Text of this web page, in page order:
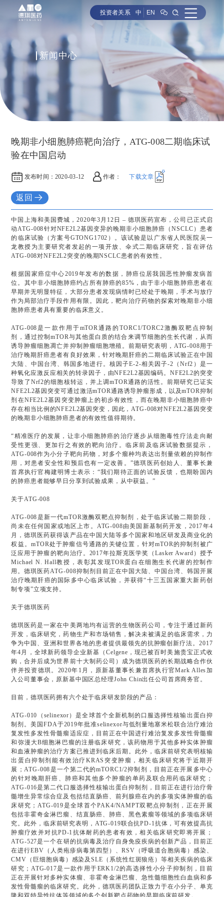
投资者关系 中 EN
新闻中心
晚期非小细胞肺癌靶向治疗，ATG-008二期临床试
验在中国启动
发布时间： 2020-03-12 作者： 下载文章
返回
中国上海和美国费城，2020年3月12日 – 德琪医药宣布，公司已正式启
动ATG-008针对NFE2L2基因变异的晚期非小细胞肺癌（NSCLC）患者
的临床试验（方案号GTONG1702）。该试验是以广东省人民医院吴一
龙教授为主要研究者发起的一项开放、伞式二期临床研究，旨在评估
ATG-008对NFE2L2突变的晚期NSCLC患者的有效性。
根据国家癌症中心2019年发布的数据，肺癌位居我国恶性肿瘤发病首
位。其中非小细胞肺癌约占所有肺癌的85%，由于非小细胞肺癌患者在
早期并无明显特征，大部分患者发现病情时已经处于晚期，手术与放疗
作为局部治疗手段作用有限。因此，靶向治疗药物的探索对晚期非小细
胞肺癌患者具有重要的临床意义。
ATG-008是一款作用于mTOR通路的TORC1/TORC2激酶双靶点抑制
剂，通过控制mTOR与其他蛋白质的结合来调节细胞的生长代谢，从而
诱导肿瘤细胞凋亡并抑制肿瘤细胞增殖。前期研究表明，ATG-008用于
治疗晚期肝癌患者有良好效果，针对晚期肝癌的二期临床试验正在中国
大陆、中国台湾、韩国多地进行。核因子E-2-相关因子-2（Nrf2）是一
种氧化应激反应相关的转录因子，由NFE2L2基因编码。NFE2L2的突变
导致了Nrf2的细胞核转运，并上调mTOR通路的活性。前期研究已证实
NFE2L2基因突变可通过激活mTOR通路诱导肿瘤形成，以及mTOR抑制
剂在NFE2L2基因突变肿瘤上的初步有效性，而在晚期非小细胞肺癌中
存在相当比例的NFE2L2基因突变，因此，ATG-008对NFE2L2基因突变
的晚期非小细胞肺癌患者的有效性值得期待。
“精准医疗的发展，让非小细胞肺癌的治疗逐步从细胞毒性疗法走向耐
受性更强、更加行之有效的靶向治疗。临床前及临床试验数据提示，
ATG-008作为小分子靶向药物，对多个瘤种均表达出剂量依赖的抑制作
用，对患者安全性和预后也有一定改善。”德琪医药创始人、董事长兼
首席执行官梅建明博士表示：“我们期待正面的试验反馈，也期盼国内
的肺癌患者能够早日分享到试验成果，从中获益。”
关于ATG-008
ATG-008是新一代mTOR激酶双靶点抑制剂，处于临床试验二期阶段，
尚未在任何国家或地区上市。ATG-008由美国新基制药开发，2017年4
月，德琪医药获得该产品在中国大陆等多个国家和地区研发及商业化的
权益。mTOR处于肿瘤信号通路的关键位置，针对mTOR的抑制剂被广
泛应用于肿瘤的靶向治疗。2017年拉斯克医学奖（Lasker Award）授予
Michael N. Hall教授，表彰其发现TOR蛋白在细胞生长代谢的控制作
用。德琪医药ATG-008抑制剂目前正在中国大陆、中国台湾、韩国开展
治疗晚期肝癌的国际多中心临床试验，并获得“十三五国家重大新药创
制专项”立项支持。
关于德琪医药
德琪医药是一家在中美两地均有运营的生物医药公司，专注于通过新药
开发，临床研究，药物生产和市场销售，解决未被满足的临床需求，力
争为中国、亚洲和世界各地的患者提供最领先的抗肿瘤创新疗法。2017
年4月，全球新药领导企业新基（Celgene，现已被百时美施贵宝正式收
购，合并后成为世界前十大制药公司）成为德琪医药的长期战略合作伙
伴并投资德琪。2020年1月，原新基董事长兼首席执行官Mark Alles加
入公司董事会，原新基中国区总经理John Chin出任公司首席商务官。
目前，德琪医药拥有六个处于临床研发阶段的产品：
ATG-010（selinexor）是全球首个全新机制的口服选择性核输出蛋白抑
制剂。美国FDA于2019年批准selinexor与低剂量地塞米松联合治疗难治
复发性多发性骨髓瘤适应症，目前正在中国进行难治复发多发性骨髓瘤
和弥漫大B细胞淋巴瘤的注册临床研究，该药物用于其他多种实体肿瘤
和血液肿瘤的治疗方案已推进到临床后期。此外，临床前研究表明核输
出蛋白抑制剂能有效治疗KRAS突变肿瘤，相关临床研究将于近期开
展；ATG-008是一个第二代的mTORC1/2抑制剂，目前正在开展多中心
的针对晚期肝癌、肺癌和其他多个肿瘤的单药及联合用药临床研究；
ATG-016是第二代口服选择性核输出蛋白抑制剂，目前正在进行治疗骨
髓增生异常综合症及包括结直肠癌、前列腺癌在内的多项实体肿瘤的临
床研究；ATG-019是全球首个PAK4/NAMPT双靶点抑制剂，正在开展
包括非霍奇金淋巴瘤、结直肠癌、肺癌、黑色素瘤等领域的多项临床研
究。此外，临床前研究表明，ATG-019联合抗PD-1抗体，可有效提高抗
肿瘤疗效并对抗PD-1抗体耐药的患者有效，相关临床研究即将开展；
ATG-527是一个在研的抗病毒及治疗自身免疫疾病的创新产品，目前正
在进行EBV（人类疱疹病毒第四型）、RSV（呼吸道合胞病毒）感染、
CMV（巨细胞病毒）感染及SLE（系统性红斑狼疮）等相关疾病的临床
研究；ATG-017是一款作用于ERK1/2的高选择性小分子抑制剂，目前
正在开展针对多种实体瘤、非霍奇金淋巴瘤、急性髓细胞性白血病和多
发性骨髓瘤的临床研究。此外，德琪医药团队正致力于在小分子、单克